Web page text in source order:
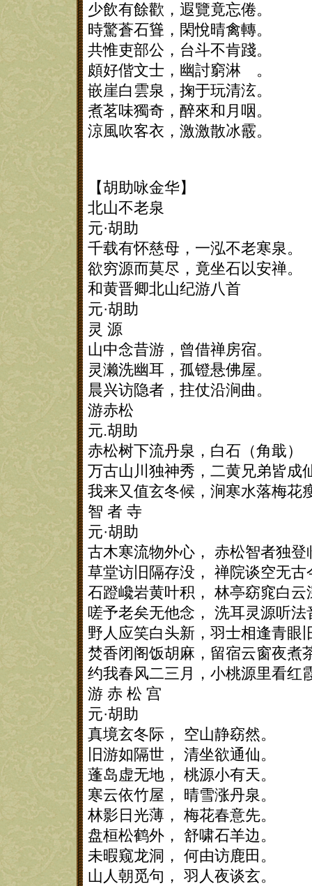
少飲有餘歡，遐覽竟忘倦。
時驚蒼石聳，閑悅晴禽轉。
共惟吏部公，台斗不肯踐。
頗好偕文士，幽討窮淋 。
嵌崖白雲泉，掬于玩清泫。
煮茗味獨奇，醉來和月咽。
涼風吹客衣，激激散冰霰。
【胡助咏金华】
北山不老泉
元·胡助
千载有怀慈母，一泓不老寒泉。
欲穷源而莫尽，竟坐石以安禅。
和黄晋卿北山纪游八首
元·胡助
灵 源
山中念昔游，曾借禅房宿。
灵濑洗幽耳，孤镫悬佛屋。
晨兴访隐者，拄仗沿涧曲。
游赤松
元.胡助
赤松树下流丹泉，白石（角戢）
万古山川独神秀，二黄兄弟皆成
我来又值玄冬候，涧寒水落梅花
智 者 寺
元·胡助
古木寒流物外心， 赤松智者独登
草堂访旧隔存没， 禅院谈空无古
石蹬巉岩黄叶积， 林亭窈窕白云
嗟予老矣无他念， 洗耳灵源听法
野人应笑白头新，羽士相逢青眼
焚香闭阁饭胡麻，留宿云窗夜煮
约我春风二三月，小桃源里看红
游 赤 松 宫
元·胡助
真境玄冬际， 空山静窈然。
旧游如隔世， 清坐欲通仙。
蓬岛虚无地， 桃源小有天。
寒云依竹屋， 晴雪涨丹泉。
林影日光薄， 梅花春意先。
盘桓松鹤外， 舒啸石羊边。
未暇窥龙洞， 何由访鹿田。
山人朝觅句， 羽人夜谈玄。